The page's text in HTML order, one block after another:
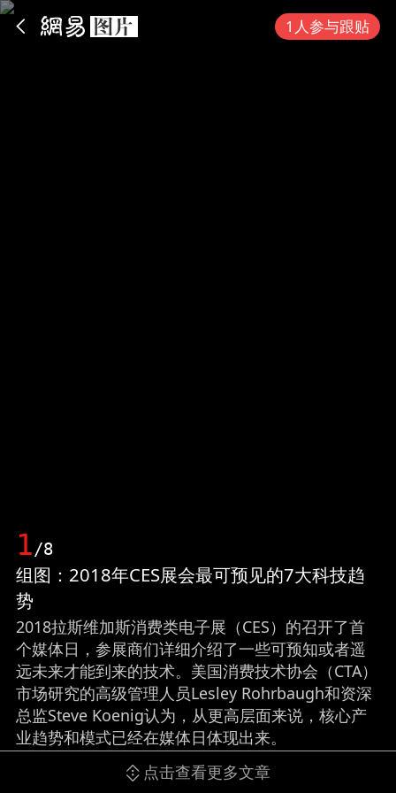
1人参与跟贴
1/8
组图：2018年CES展会最可预见的7大科技趋
势
2018拉斯维加斯消费类电子展（CES）的召开了首
个媒体日，参展商们详细介绍了一些可预知或者遥
远未来才能到来的技术。美国消费技术协会（CTA）
市场研究的高级管理人员Lesley Rohrbaugh和资深
总监Steve Koenig认为，从更高层面来说，核心产
业趋势和模式已经在媒体日体现出来。
点击查看更多文章
App内打开